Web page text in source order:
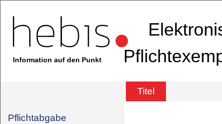
Information auf den Punkt
Titel
Pflichtabgabe